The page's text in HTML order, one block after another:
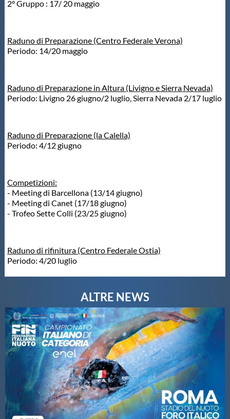
2° Gruppo : 17/ 20 maggio
Raduno di Preparazione (Centro Federale Verona)
Periodo: 14/20 maggio
Raduno di Preparazione in Altura (Livigno e Sierra Nevada)
Periodo: Livigno 26 giugno/2 luglio, Sierra Nevada 2/17 luglio
Raduno di Preparazione (la Calella)
Periodo: 4/12 giugno
Competizioni:
- Meeting di Barcellona (13/14 giugno)
- Meeting di Canet (17/18 giugno)
- Trofeo Sette Colli (23/25 giugno)
Raduno di rifinitura (Centro Federale Ostia)
Periodo: 4/20 luglio